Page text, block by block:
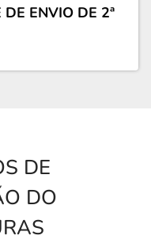
ENVIO DE 2ª
DE
DO